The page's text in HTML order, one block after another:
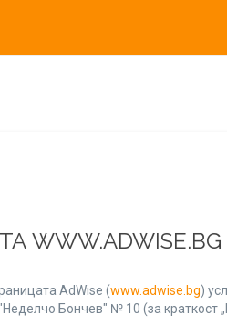
AdWise (www.adwise.bg)
Бончев" № 10 (за краткост